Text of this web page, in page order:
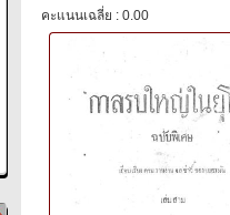
คะแนนเฉลี่ย : 0.00